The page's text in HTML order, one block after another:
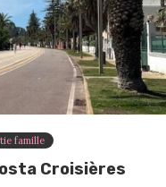
famille
Croisières